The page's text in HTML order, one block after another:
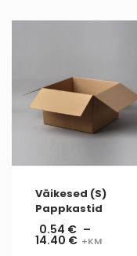
Väikesed (S)
Pappkastid
0.54 € –
14.40 €